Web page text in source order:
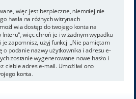
więc jest bezpieczne, niemniej nie
hasła na różnych witrynach
dostęp do twojego konta na
więc chroń je i w żadnym wypadku
je zapomnisz, użyj funkcji „Nie pamiętam
o podanie nazwy użytkownika i adresu e-
zostanie wygenerowane nowe hasło i
ciebie adres e-mail. Umożliwi ono
konta.